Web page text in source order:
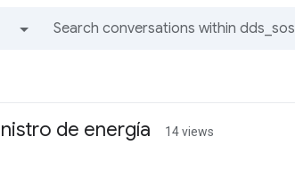
de energía 14 views